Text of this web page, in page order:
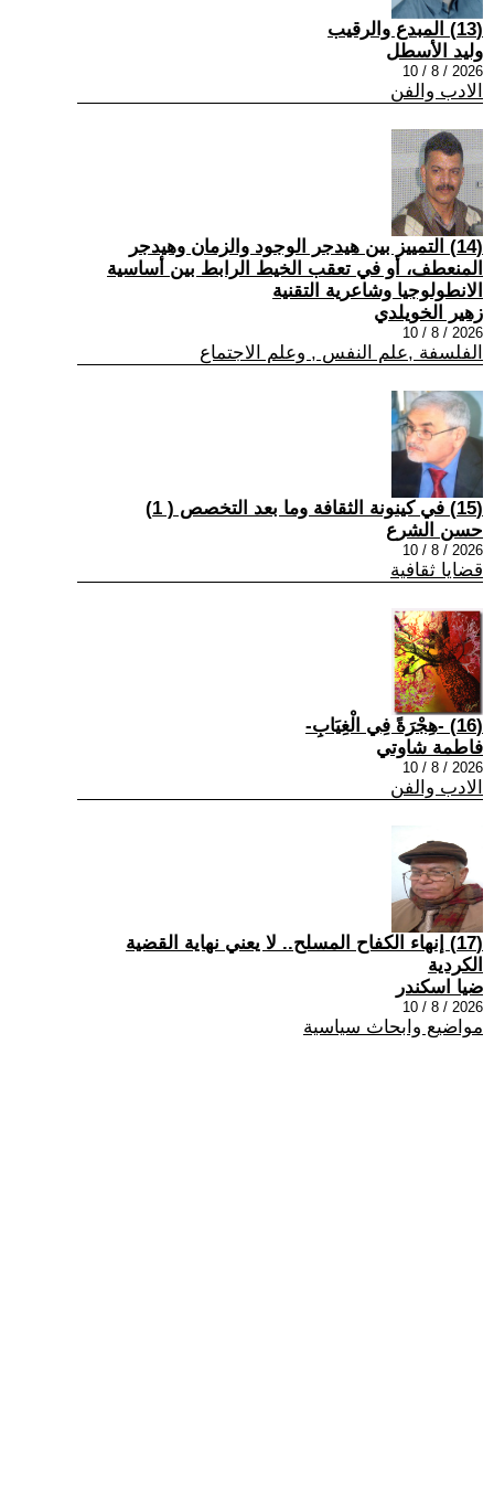
(13) المبدع والرقيب
وليد الأسطل
2026 / 8 / 10
الادب والفن
(14) التمييز بين هيدجر الوجود والزمان وهيدجر
المنعطف، أو في تعقب الخيط الرابط بين أساسية
الانطولوجيا وشاعرية التقنية
زهير الخويلدي
2026 / 8 / 10
الفلسفة ,علم النفس , وعلم الاجتماع
(15) في كينونة الثقافة وما بعد التخصص ( 1)
حسن الشرع
2026 / 8 / 10
قضايا ثقافية
(16) -هِجْرَةً فِي الْغِيَابِ-
فاطمة شاوتي
2026 / 8 / 10
الادب والفن
(17) إنهاء الكفاح المسلح.. لا يعني نهاية القضية
الكردية
ضيا اسكندر
2026 / 8 / 10
مواضيع وابحاث سياسية